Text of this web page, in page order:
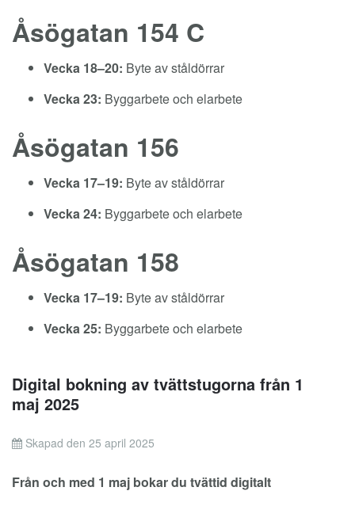
Åsögatan 154 C
Vecka 18–20: Byte av ståldörrar
Vecka 23: Byggarbete och elarbete
Åsögatan 156
Vecka 17–19: Byte av ståldörrar
Vecka 24: Byggarbete och elarbete
Åsögatan 158
Vecka 17–19: Byte av ståldörrar
Vecka 25: Byggarbete och elarbete
Digital bokning av tvättstugorna från 1
maj 2025
Skapad den 25 april 2025
Från och med 1 maj bokar du tvättid digitalt